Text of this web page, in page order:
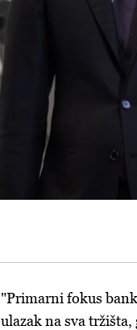
"Primarni fokus
ulazak na sva